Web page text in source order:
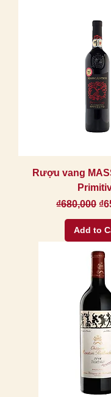
Rượu vang
Regular
₫680,000
Add to